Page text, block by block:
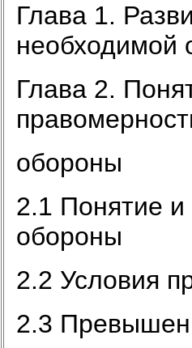
Глава 1.
необходимой
Глава 2.
обороны
2.1 Понятие и
обороны
2.2 Условия
2.3